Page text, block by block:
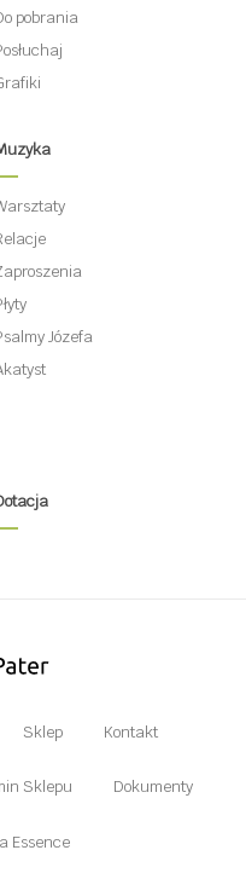
pobrania
Józefa
Sklep Kontakt
Sklepu Dokumenty
Essence